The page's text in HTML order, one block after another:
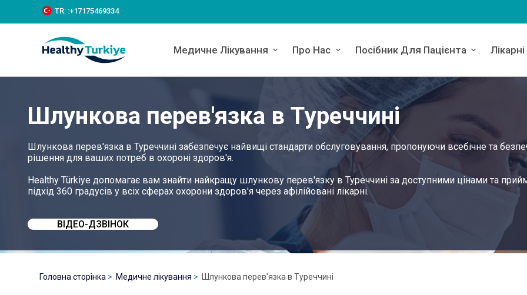
k
c
TR: :+‪17175469334‬
Медичне Лікування Про Нас Посібник Для Пацієнта Лікарні
Шлункова перев'язка в Туреччині
Шлункова перев'язка в Туреччині забезпечує найвищі стандарти обслуговування, пропонуючи всебічне та
рішення для ваших потреб в охороні здоров'я.
Healthy Türkiye допомагає вам знайти найкращу шлункову перев'язку в Туреччині за доступними цінами та
підхід 360 градусів у всіх сферах охорони здоров'я через афілійовані лікарні.
ВІДЕО-ДЗВІНОК
Головна сторінка Медичне лікування Шлункова перев'язка в Туреччині